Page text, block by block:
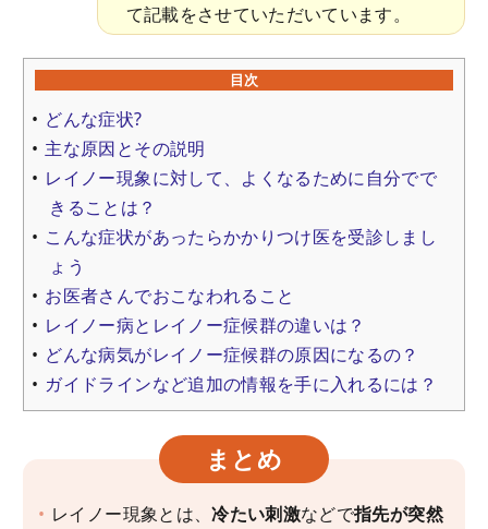
て記載をさせていただいています。
目次
どんな症状?
主な原因とその説明
レイノー現象に対して、よくなるために自分でで
きることは？
こんな症状があったらかかりつけ医を受診しまし
ょう
お医者さんでおこなわれること
レイノー病とレイノー症候群の違いは？
どんな病気がレイノー症候群の原因になるの？
ガイドラインなど追加の情報を手に入れるには？
まとめ
レイノー現象とは、冷たい刺激などで指先が突然